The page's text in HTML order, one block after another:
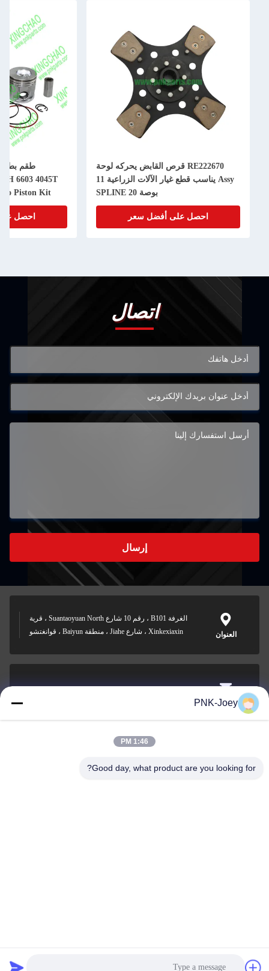
RE222670 قرص القابض يحركه لوحة
Assy يناسب قطع غيار الآلات الزراعية 11
بوصة 20 SPLINE
احصل على أفضل سعر
6603 4045T
Piston Kit
احصل
اتصال
إرسال
العنوان
الغرفة B101 ، رقم 10 شارع Suantaoyuan North ، قرية
Xinkexiaxin ، شارع Jiahe ، منطقة Baiyun ، قوانغتشو
البريد
xianzhihao@gzxingchao.info
008613580404923
PNK-Joey
1:46 PM
Good day, what product are you looking for?